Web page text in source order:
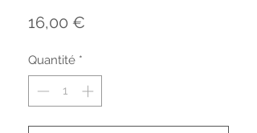
16,00 €
Quantité *